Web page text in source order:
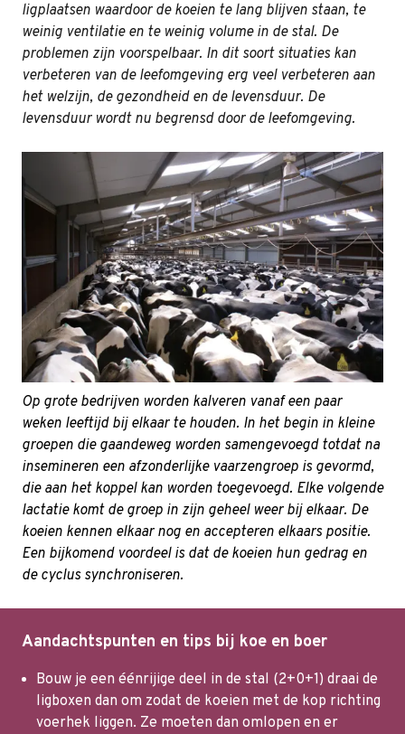
ligplaatsen waardoor de koeien te lang blijven staan, te
weinig ventilatie en te weinig volume in de stal. De
problemen zijn voorspelbaar. In dit soort situaties kan
verbeteren van de leefomgeving erg veel verbeteren aan
het welzijn, de gezondheid en de levensduur. De
levensduur wordt nu begrensd door de leefomgeving.
Op grote bedrijven worden kalveren vanaf een paar
weken leeftijd bij elkaar te houden. In het begin in kleine
groepen die gaandeweg worden samengevoegd totdat na
insemineren een afzonderlijke vaarzengroep is gevormd,
die aan het koppel kan worden toegevoegd. Elke volgende
lactatie komt de groep in zijn geheel weer bij elkaar. De
koeien kennen elkaar nog en accepteren elkaars positie.
Een bijkomend voordeel is dat de koeien hun gedrag en
de cyclus synchroniseren.
Aandachtspunten en tips bij koe en boer
Bouw je een éénrijige deel in de stal (2+0+1) draai de
ligboxen dan om zodat de koeien met de kop richting
voerhek liggen. Ze moeten dan omlopen en er